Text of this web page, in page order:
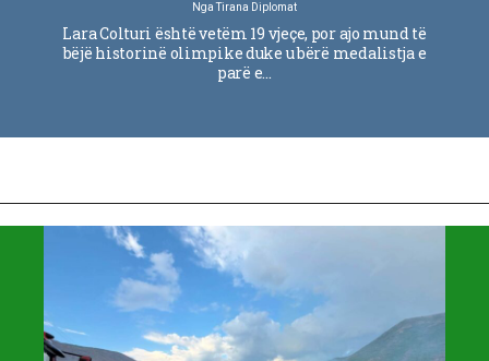
NgaTirana Diplomat
Lara Colturi është vetëm 19 vjeçe, por ajo mund të
bëjë historinë olimpike duke u bërë medalistja e
parë e…